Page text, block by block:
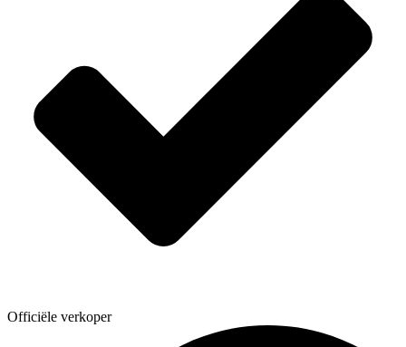
Officiële verkoper